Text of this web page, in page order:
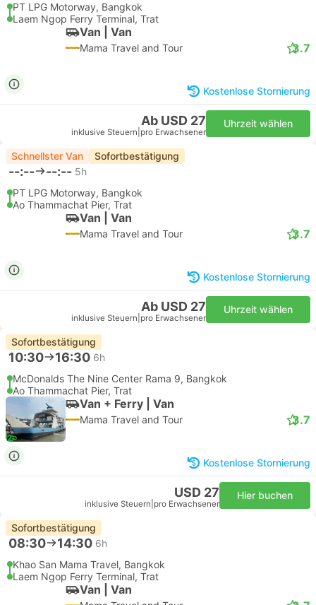
PT LPG Motorway, Bangkok
Laem Ngop Ferry Terminal, Trat
Van | Van
Mama Travel and Tour 3.7
Kostenlose Stornierung
Ab USD 27
inklusive Steuern pro Erwachsener
Uhrzeit wählen
Schnellster Van Sofortbestätigung
--:-- --:-- 5h
PT LPG Motorway, Bangkok
Ao Thammachat Pier, Trat
Van | Van
Mama Travel and Tour 3.7
Kostenlose Stornierung
Ab USD 27
inklusive Steuern pro Erwachsener
Uhrzeit wählen
Sofortbestätigung
10:30 16:30 6h
McDonalds The Nine Center Rama 9, Bangkok
Ao Thammachat Pier, Trat
Van + Ferry | Van
Mama Travel and Tour 3.7
Kostenlose Stornierung
USD 27
inklusive Steuern pro Erwachsener
Hier buchen
Sofortbestätigung
08:30 14:30 6h
Khao San Mama Travel, Bangkok
Laem Ngop Ferry Terminal, Trat
Van | Van